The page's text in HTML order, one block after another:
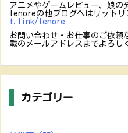
アニメやゲームレビュー、娘の
lenoreの他ブログへはリット
t.link/lenore
お問い合わせ・お仕事のご依頼
載のメールアドレスまでよろし
カテゴリー